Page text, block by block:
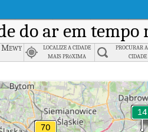
do ar em tempo
LOCALIZE A CIDADE
MAIS PRóXIMA
PROCURAR
CIDADE